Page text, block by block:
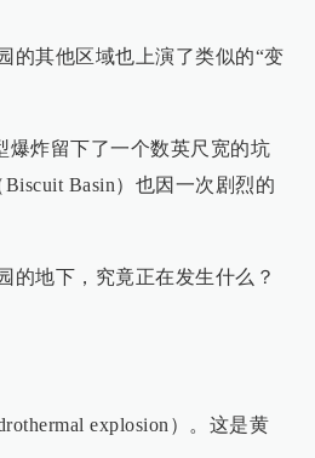
的其他区域也上演了类似的“变
爆炸留下了一个数英尺宽的坑
Basin）也因一次剧烈的
的地下，究竟正在发生什么？
explosion）。这是黄